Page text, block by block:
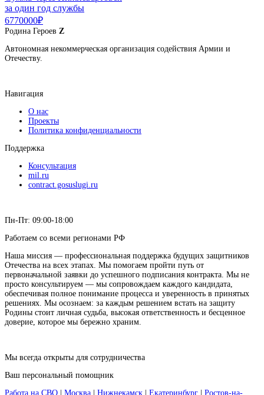
за один год службы
6770000₽
Родина Героев Z
Автономная некоммерческая организация содействия Армии и
Отечеству.
Навигация
О нас
Проекты
Политика конфиденциальности
Поддержка
Консультация
mil.ru
contract.gosuslugi.ru
Пн-Пт: 09:00-18:00
Работаем со всеми регионами РФ
Наша миссия — профессиональная поддержка будущих защитников
Отечества на всех этапах. Мы помогаем пройти путь от
первоначальной заявки до успешного подписания контракта. Мы не
просто консультируем — мы сопровождаем каждого кандидата,
обеспечивая полное понимание процесса и уверенность в принятых
решениях. Мы осознаем: за каждым решением встать на защиту
Родины стоит личная судьба, высокая ответственность и бесценное
доверие, которое мы бережно храним.
Мы всегда открыты для сотрудничества
Ваш персональный помощник
Работа на СВО
Москва Нижнекамск Екатеринбург Ростов-на-